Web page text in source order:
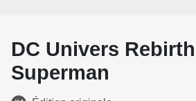
DC Univers
Superman